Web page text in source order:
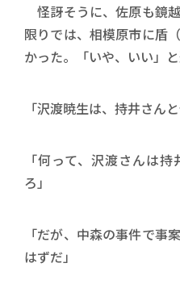
怪訝そうに、佐原も鏡
限りでは、相模原市に盾
かった。「いや、いい」
「沢渡暁生は、持井さん
「何って、沢渡さんは
ろ」
「だが、中森の事件で事
はずだ」